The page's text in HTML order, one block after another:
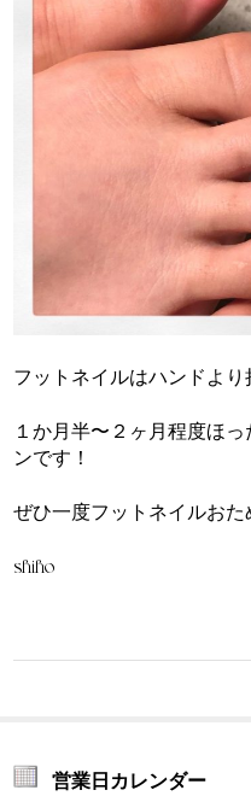
フットネイルはハンドより
１か月半〜２ヶ月程度ほ
ンです！
ぜひ一度フットネイルおた
shiho
営業日カレンダー